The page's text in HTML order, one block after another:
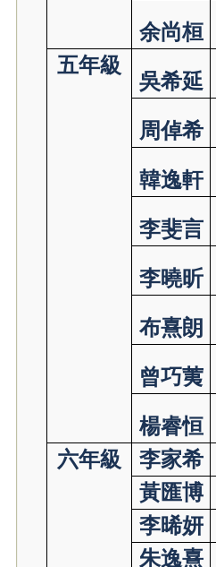
余尚桓
五年級
吳希延
周倬希
韓逸軒
李斐言
李曉昕
布熹朗
曾巧荑
楊睿恒
六年級
李家希
黃匯博
李晞妍
朱逸熹